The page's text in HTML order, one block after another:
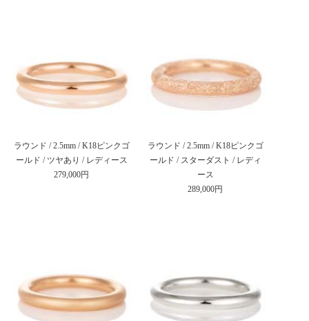
ラウンド / 2.5mm / K18ピンクゴ
ールド / ツヤあり / レディース
279,000円
ラウンド / 2.5mm / K18ピンクゴ
ールド / スターダスト / レディ
ース
289,000円